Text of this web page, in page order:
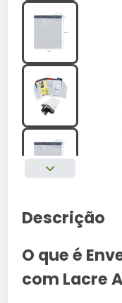
Descrição
O que é
com Lacre